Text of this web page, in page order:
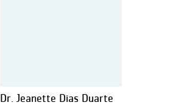
Dr. Jeanette Dias Duarte